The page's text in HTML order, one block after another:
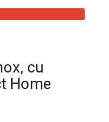
cu
Home